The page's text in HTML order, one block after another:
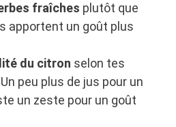
fraîches plutôt que
apportent un goût plus
du citron selon tes
peu plus de jus pour un
un zeste pour un goût